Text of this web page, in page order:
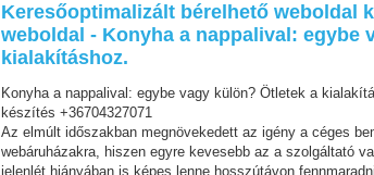
Keresőoptimalizált bérelhető weboldal
weboldal - Konyha a nappalival: egybe
kialakításhoz.
Konyha a nappalival: egybe vagy külön? Ötletek a
készítés +36704327071
Az elmúlt időszakban megnövekedett az igény a céges
webáruházakra, hiszen egyre kevesebb az a szolgáltató
jelenlét hiányában is képes lenne hosszútávon